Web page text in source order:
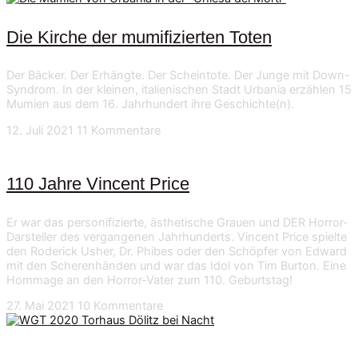
Die Kirche der mumifizierten Toten
Der Bäcker. Der Erhängte. Der Scheintote. Der Junge mit Down-
Syndrom. In der kleinen, italienischen Stadt Urbania erzählen 15
Mumien aus dem 16. Jahrhundert ihre Geschichte(n).
12. Juli 2021 11 Kommentare
110 Jahre Vincent Price
Er war das personifizierte, ästhetische Grauen und DER Horror-
Darsteller des vergangenen Jahrhunderts. Vincent Price spielte
den Roderick Usher, Dr. Phibes oder den Schöpfer von Edward
mit den Scherenhänden und war das Idol von Tim Burton. Eine
Hommage an den Horror-Vater zum 110. Geburtstag!
27. Mai 2021 10 Kommentare